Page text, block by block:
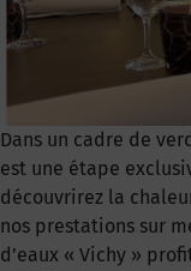
Dans un cadre de
est une étape
découvrirez la
nos prestations sur
d’eaux « Vichy »